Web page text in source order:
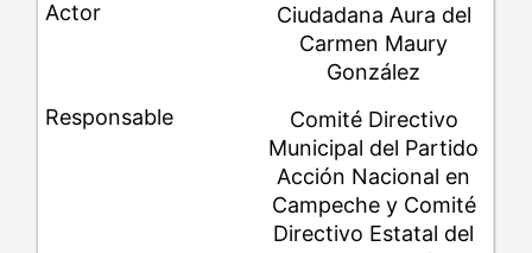
Ciudadana Aura del
Carmen Maury
González
Comité Directivo
Municipal del Partido
Acción Nacional en
Campeche y Comité
Directivo Estatal del